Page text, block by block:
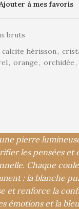
à mes favoris
bruts
calcite hérisson,
, orange, orchidée,
pierre
les pensées et
Chaque
: la blanche
et renforce la
émotions et la